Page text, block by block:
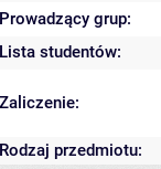
Prowadzący grup:
Lista studentów:
Zaliczenie:
Rodzaj przedmiotu: